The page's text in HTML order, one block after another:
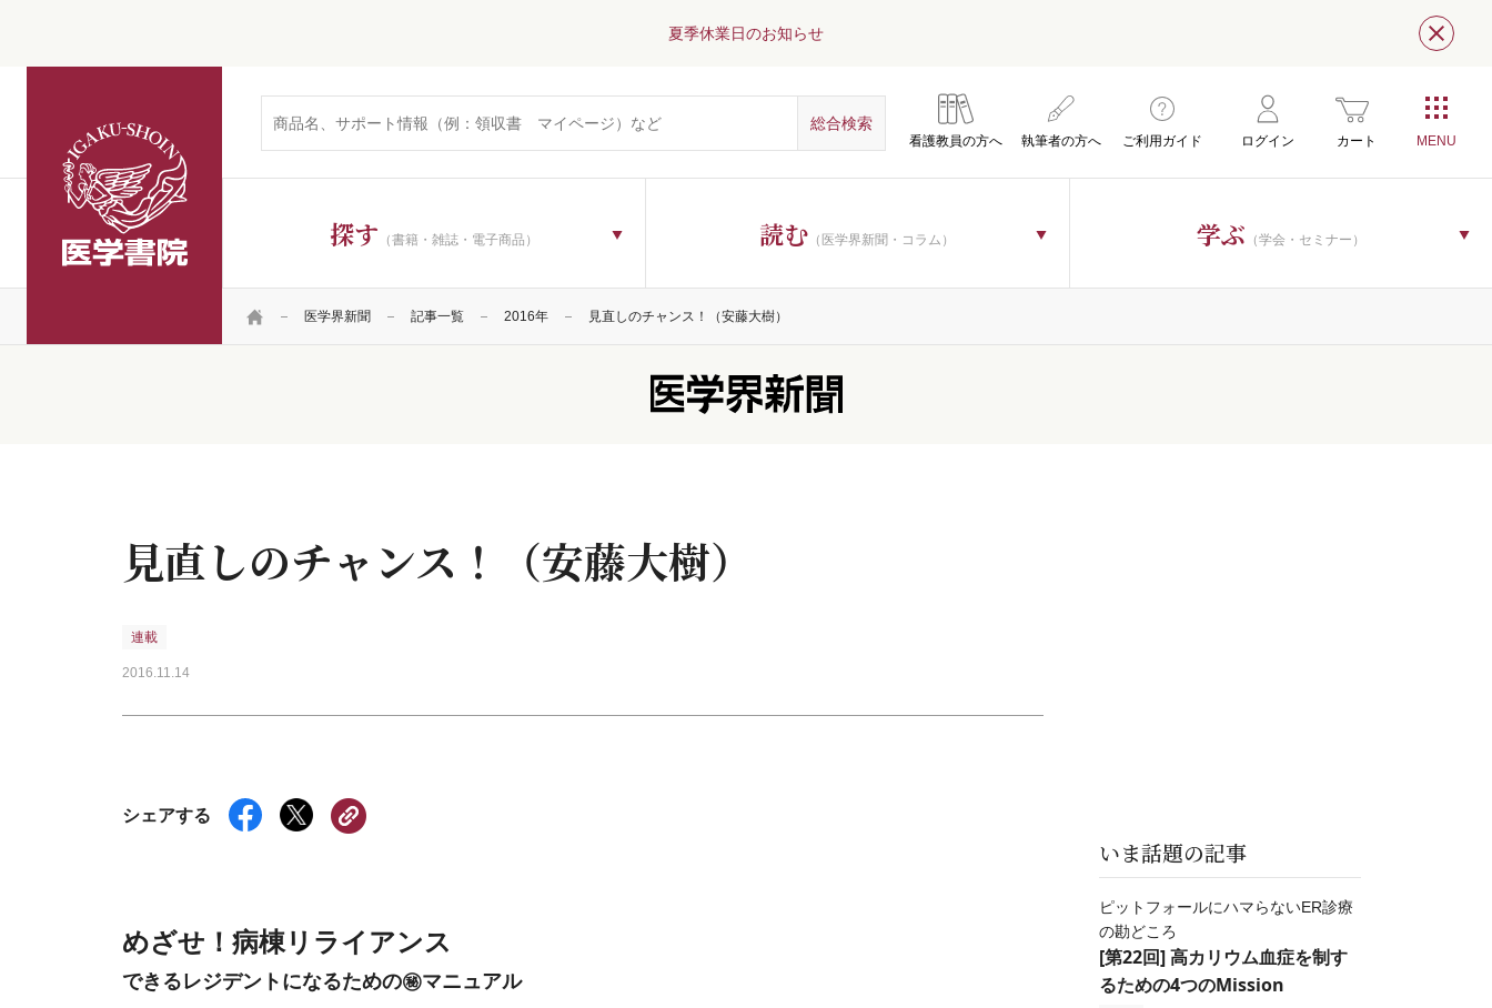
夏季休業日のお知らせ 閉じ
看護教員の方へ 執筆者の方へ ご利用ガイド ログイン カート
探す （書籍・雑誌・電子商品） 読む （医学界新聞・コラム） 学ぶ （学会・セミナー）
HOME 医学界新聞 記事一覧 2016年 見直しのチャンス！（安藤大樹）
見直しのチャンス！（安藤大樹）
連載
2016.11.14
シェアする
めざせ！病棟リライアンス
できるレジデントになるための㊙マニュアル
いま話題の記事
ピットフォールにハマらないER診療
の勘どころ
[第22回] 高カリウム血症を制す
るための4つのMission